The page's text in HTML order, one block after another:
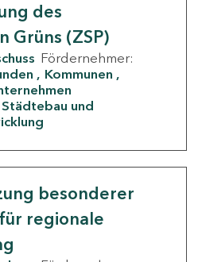
des
Grüns (ZSP)
Fördernehmer:
Kommunen
Städtebau und
besonderer
regionale